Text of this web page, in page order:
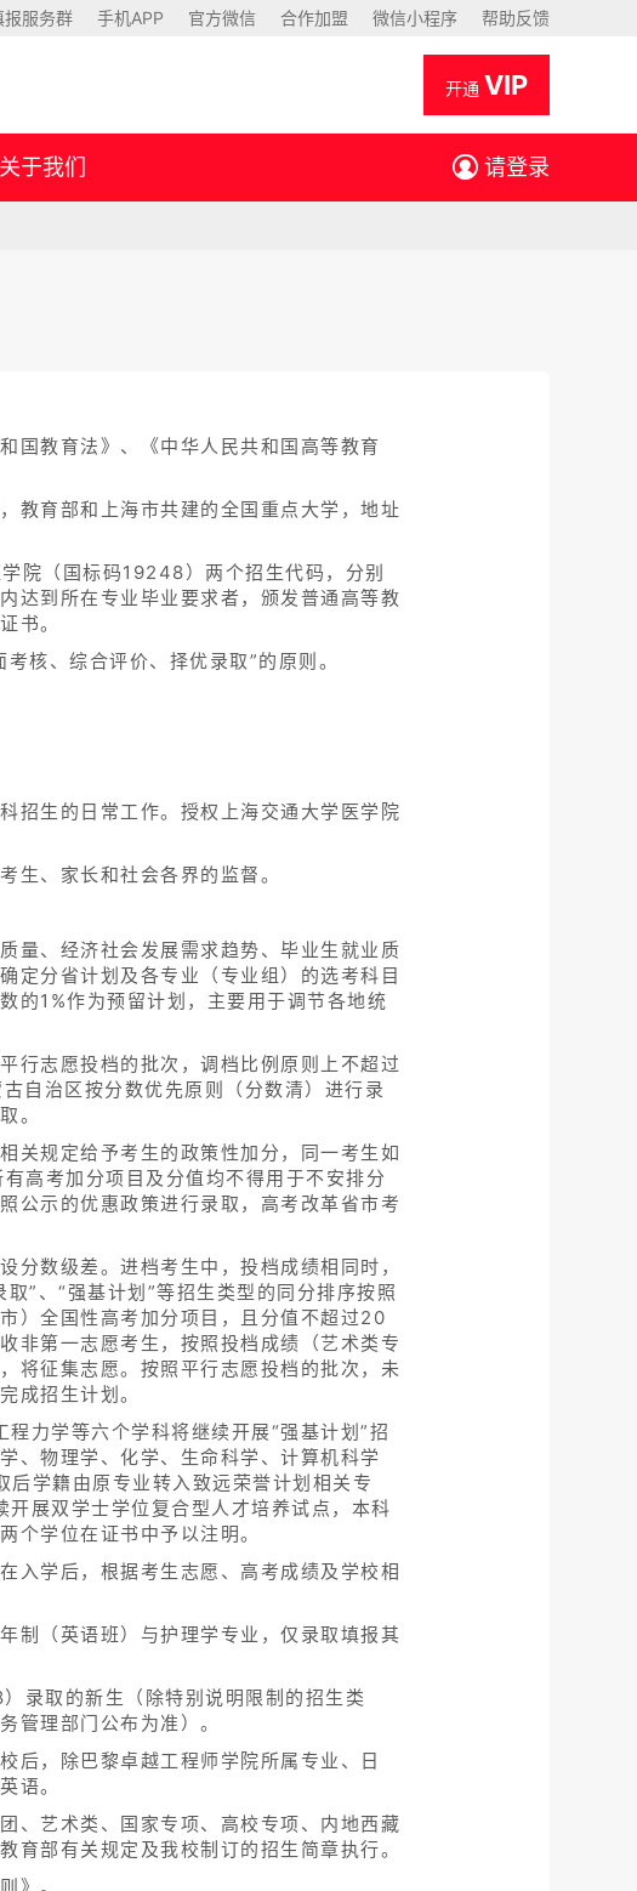
报服务群 手机APP 官方微信 合作加盟 微信小程序 帮助反馈
开通 VIP
关于我们 请登录
国教育法》、《中华人民共和国高等教育
教育部和上海市共建的全国重点大学，地址
院（国标码19248）两个招生代码，分别
达到所在专业毕业要求者，颁发普通高等教
书。
核、综合评价、择优录取”的原则。
招生的日常工作。授权上海交通大学医学院
、家长和社会各界的监督。
量、经济社会发展需求趋势、毕业生就业质
定分省计划及各专业（专业组）的选考科目
的1%作为预留计划，主要用于调节各地统
行志愿投档的批次，调档比例原则上不超过
自治区按分数优先原则（分数清）进行录
。
关规定给予考生的政策性加分，同一考生如
高考加分项目及分值均不得用于不安排分
公示的优惠政策进行录取，高考改革省市考
数级差。进档考生中，投档成绩相同时，
”、“强基计划”等招生类型的同分排序按照
）全国性高考加分项目，且分值不超过20
非第一志愿考生，按照投档成绩（艺术类专
将征集志愿。按照平行志愿投档的批次，未
成招生计划。
力学等六个学科将继续开展“强基计划”招
、物理学、化学、生命科学、计算机科学
后学籍由原专业转入致远荣誉计划相关专
展双学士学位复合型人才培养试点，本科
个学位在证书中予以注明。
入学后，根据考生志愿、高考成绩及学校相
制（英语班）与护理学专业，仅录取填报其
录取的新生（除特别说明限制的招生类
管理部门公布为准）。
后，除巴黎卓越工程师学院所属专业、日
语。
、艺术类、国家专项、高校专项、内地西藏
部有关规定及我校制订的招生简章执行。